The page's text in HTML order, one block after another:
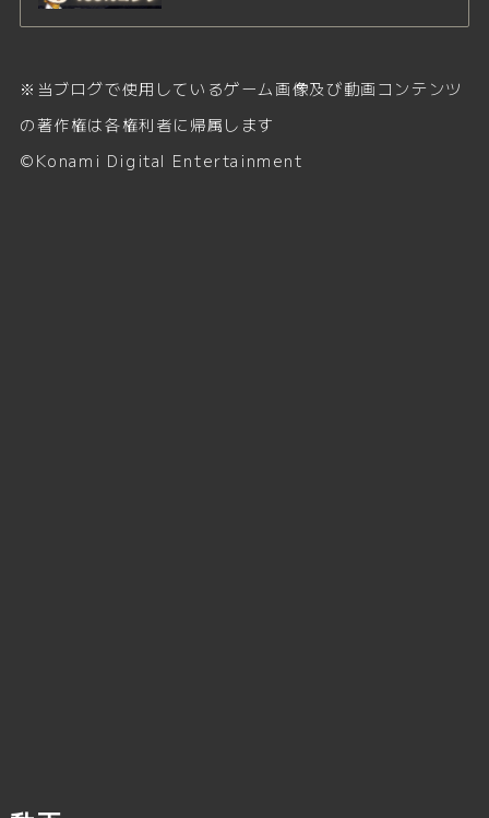
※当ブログで使用しているゲーム画像及び動画コンテンツ
の著作権は各権利者に帰属します
©Konami Digital Entertainment